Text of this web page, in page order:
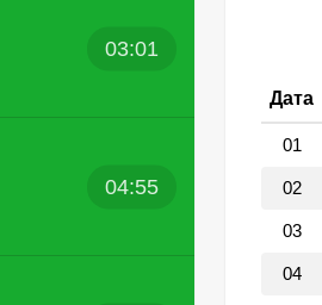
03:01
04:55
Дата
01
02
03
04